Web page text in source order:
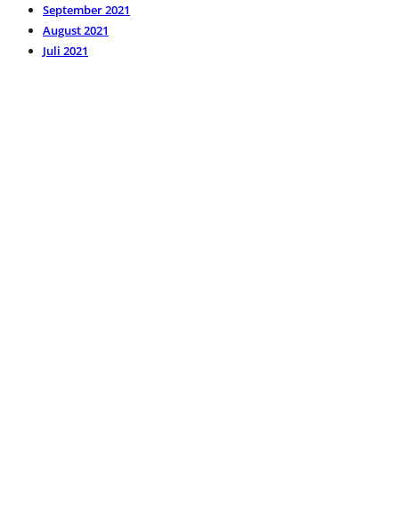
September 2021
August 2021
Juli 2021